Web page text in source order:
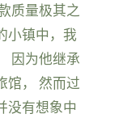
质量极其之
小镇中，我
因为他继承
馆， 然而过
没有想象中